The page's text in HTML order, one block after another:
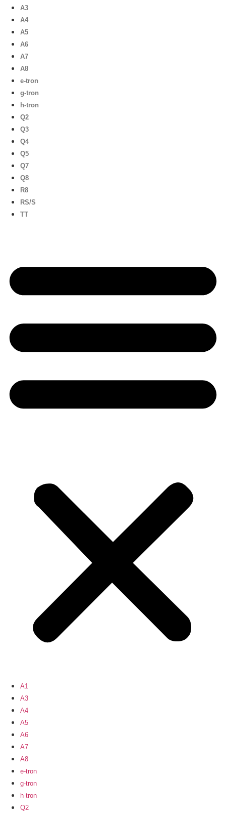
A3
A4
A5
A6
A7
A8
e-tron
g-tron
h-tron
Q2
Q3
Q4
Q5
Q7
Q8
R8
RS/S
TT
A1
A3
A4
A5
A6
A7
A8
e-tron
g-tron
h-tron
Q2